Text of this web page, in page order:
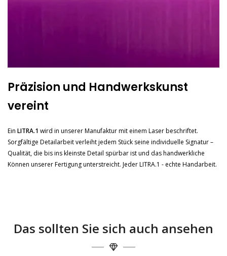
Präzision und Handwerkskunst
vereint
Ein LITRA.1 wird in unserer Manufaktur mit einem Laser beschriftet.
Sorgfältige Detailarbeit verleiht jedem Stück seine individuelle Signatur –
Qualität, die bis ins kleinste Detail spürbar ist und das handwerkliche
Können unserer Fertigung unterstreicht. Jeder LITRA.1 - echte Handarbeit.
Das sollten Sie sich auch ansehen